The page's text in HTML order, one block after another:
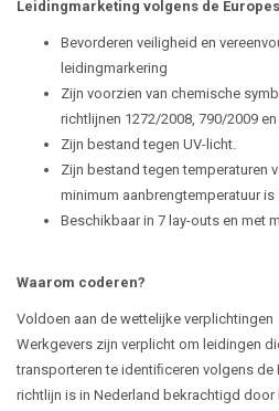
Leidingmarketing volgens de
Bevorderen veiligheid en
leidingmarkering
Zijn voorzien van chemische
richtlijnen 1272/2008, 790/2009
Zijn bestand tegen UV-licht.
Zijn bestand tegen temperaturen
minimum aanbrengtemperatuur is
Beschikbaar in 7 lay-outs en met
Waarom coderen?
Voldoen aan de wettelijke verplichtingen
Werkgevers zijn verplicht om leidingen
transporteren te identiﬁceren volgens de
richtlijn is in Nederland bekrachtigd door